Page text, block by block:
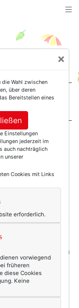
Girls.
von
Also: das Wort!
Es hat mit
Mit
und Geist, im
man selber
gut zu
zu sich selber
abgenutzt. So
×
die Wahl zwischen
über deren
Bereitstellen eines
Einstellungen
jederzeit im
auch nachträglich
unserer
Cookies mit Links
erforderlich.
vorwiegend
früheren
diese Cookies
Keine